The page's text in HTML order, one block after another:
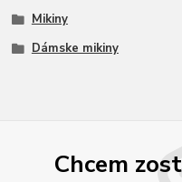
Mikiny
Dámske mikiny
Chcem